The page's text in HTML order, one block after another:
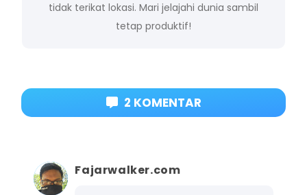
tidak terikat lokasi. Mari jelajahi dunia sambil
tetap produktif!
2 KOMENTAR
Fajarwalker.com